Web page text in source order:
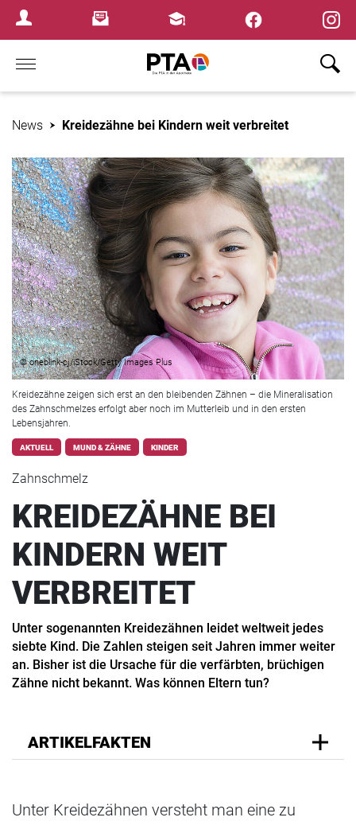
Login MenuNewsletterFortbildungen
Home
News Kreidezähne bei Kindern weit verbreitet
© oneblink-cj/iStock/Getty Images Plus
Kreidezähne zeigen sich erst an den bleibenden Zähnen – die Mineralisation
des Zahnschmelzes erfolgt aber noch im Mutterleib und in den ersten
Lebensjahren.
AKTUELL MUND & ZÄHNE KINDER
Zahnschmelz
KREIDEZÄHNE BEI
KINDERN WEIT
VERBREITET
Unter sogenannten Kreidezähnen leidet weltweit jedes
siebte Kind. Die Zahlen steigen seit Jahren immer weiter
an. Bisher ist die Ursache für die verfärbten, brüchigen
Zähne nicht bekannt. Was können Eltern tun?
ARTIKELFAKTEN
Unter Kreidezähnen versteht man eine zu
×